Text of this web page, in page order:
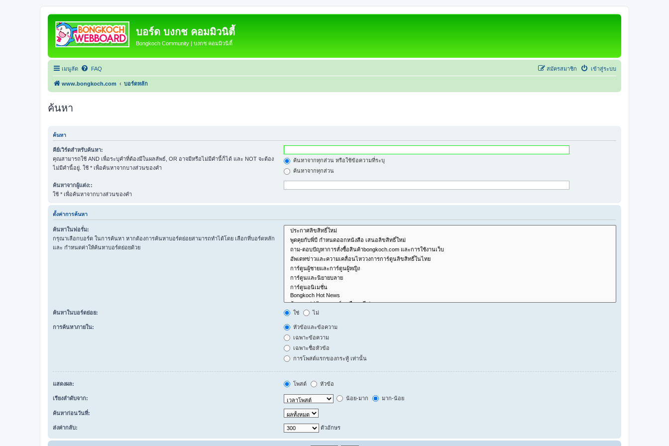
บอร์ด บงกช คอมมิวนิตี้
Bongkoch Community | บงกช คอมมิวนิตี้
เมนูลัด FAQ เข้าสู่ระบบ
สมัครสมาชิก
www.bongkoch.com บอร์ดหลัก
ค้นหา
ค้นหา
คีย์เวิร์ดสำหรับค้นหา:
คุณสามารถใช้ AND เพื่อระบุคำที่ต้องมีในผลลัพธ์, OR อาจมีหรือไม่มีคำนี้ก็ได้ และ NOT จะต้อง
ไม่มีคำนี้อยู่. ใช้ * เพื่อค้นหาจากบางส่วนของคำ
ค้นหาจากทุกส่วน หรือใช้ข้อความที่ระบุ
ค้นหาจากทุกส่วน
ค้นหาจากผู้แต่ง::
ใช้ * เพื่อค้นหาจากบางส่วนของคำ
ตั้งค่าการค้นหา
ค้นหาในฟอรั่ม:
กรุณาเลือกบอร์ด ในการค้นหา หากต้องการค้นหาบอร์ดย่อยสามารถทำได้โดย เลือกที่บอร์ดหลัก
และ กำหนดค่าให้ค้นหาบอร์ดย่อยด้วย
ค้นหาในบอร์ดย่อย: ใช่ ไม่
การค้นหาภายใน:
หัวข้อและข้อความ
เฉพาะข้อความ
เฉพาะชื่อหัวข้อ
การโพสต์แรกของกระทู้ เท่านั้น
แสดงผล: โพสต์ หัวข้อ
เรียงลำดับจาก: น้อย-มาก มาก-น้อย
ค้นหาก่อนวันที่:
ส่งค่ากลับ: ตัวอักษร